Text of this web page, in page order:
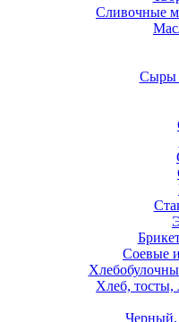
Сливочные
Сыры
Соевые
Хлеб, тосты,
Черный,